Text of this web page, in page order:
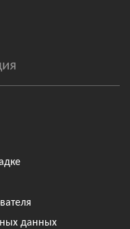
данных